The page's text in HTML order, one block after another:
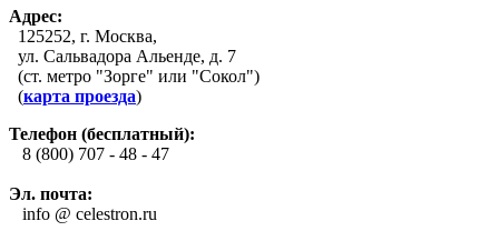
Адрес:
125252, г. Москва,
ул. Сальвадора Альенде, д. 7
(ст. метро "Зорге" или "Сокол")
(карта проезда)
Телефон (бесплатный):
8 (800) 707 - 48 - 47
Эл. почта:
info @ celestron.ru